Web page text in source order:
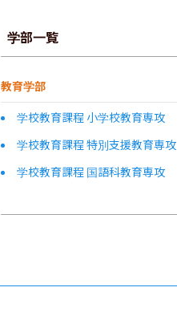
学部一覧
教育学部
学校教育課程 小学校教育専攻
学校教育課程 特別支援教育専攻
学校教育課程 国語科教育専攻